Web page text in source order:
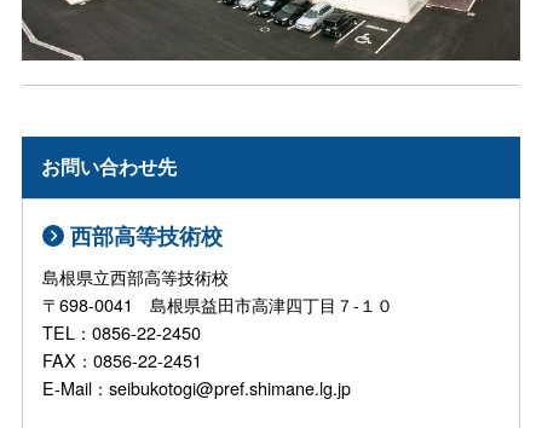
お問い合わせ先
西部高等技術校
島根県立西部高等技術校
〒698-0041 島根県益田市高津四丁目７-１０
TEL：0856-22-2450
FAX：0856-22-2451
E-Mail：seibukotogi@pref.shimane.lg.jp